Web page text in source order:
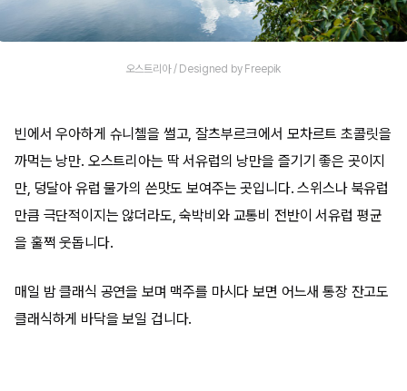
오스트리아 / Designed by Freepik
빈에서 우아하게 슈니첼을 썰고, 잘츠부르크에서 모차르트 초콜릿을
까먹는 낭만. 오스트리아는 딱 서유럽의 낭만을 즐기기 좋은 곳이지
만, 덩달아 유럽 물가의 쓴맛도 보여주는 곳입니다. 스위스나 북유럽
만큼 극단적이지는 않더라도, 숙박비와 교통비 전반이 서유럽 평균
을 훌쩍 웃돕니다.
매일 밤 클래식 공연을 보며 맥주를 마시다 보면 어느새 통장 잔고도
클래식하게 바닥을 보일 겁니다.